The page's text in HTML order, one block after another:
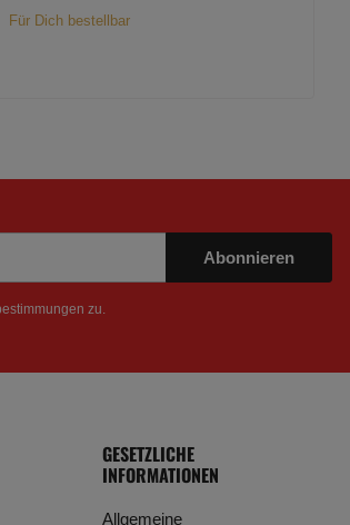
Für Dich bestellbar
Abonnieren
zu.
GESETZLICHE
INFORMATIONEN
Allgemeine